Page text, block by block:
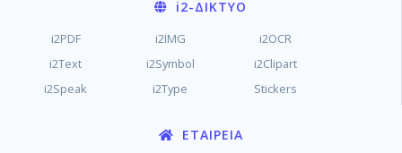
i2-ΔΊΚΤΥΟ
i2PDF i2IMG
i2OCR
i2Text
i2Symbol
i2Clipart
i2Speak
i2Type Stickers
ΕΤΑΙΡΕΊΑ